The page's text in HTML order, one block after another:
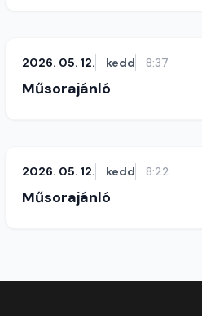
2026. 05. 12. kedd 8:37
Műsorajánló
2026. 05. 12. kedd 8:22
Műsorajánló